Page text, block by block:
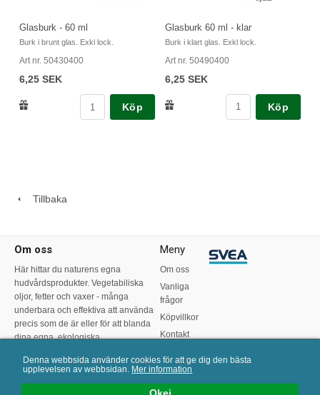
Denna webbsida använder cookies för att ge dig den bästa
upplevelsen av webbsidan. Mer information
Glasburk - 60 ml
Burk i brunt glas. Exkl lock.
Art nr. 50430400
6,25 SEK
Köp
Glasburk 60 ml - klar
Burk i klart glas. Exkl lock.
Art nr. 50490400
6,25 SEK
Köp
Tillbaka
Om oss
Här hittar du naturens egna
hudvårdsprodukter. Vegetabiliska
oljor, fetter och vaxer - många
underbara och effektiva att använda
precis som de är eller för att blanda
dina egna, ekologiska
Meny
Om oss
Vanliga
frågor
Köpvillkor
Kontakt